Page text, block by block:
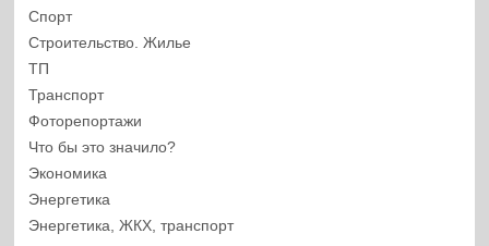
Спорт
Строительство. Жилье
ТП
Транспорт
Фоторепортажи
Что бы это значило?
Экономика
Энергетика
Энергетика, ЖКХ, транспорт